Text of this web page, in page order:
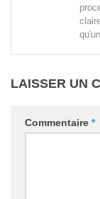
LAISSER UN
Commentaire *